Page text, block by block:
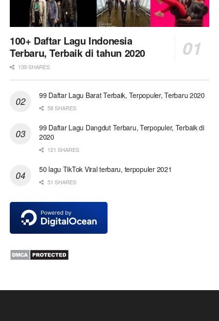
100+ Daftar Lagu Indonesia
Terbaru, Terbaik di tahun 2020
139 SHARES
99 Daftar Lagu Barat Terbaik, Terpopuler, Terbaru 2020
58 SHARES
99 Daftar Lagu Dangdut Terbaru, Terpopuler, Terbaik di
2020
121 SHARES
50 lagu TikTok Viral terbaru, terpopuler 2021
51 SHARES